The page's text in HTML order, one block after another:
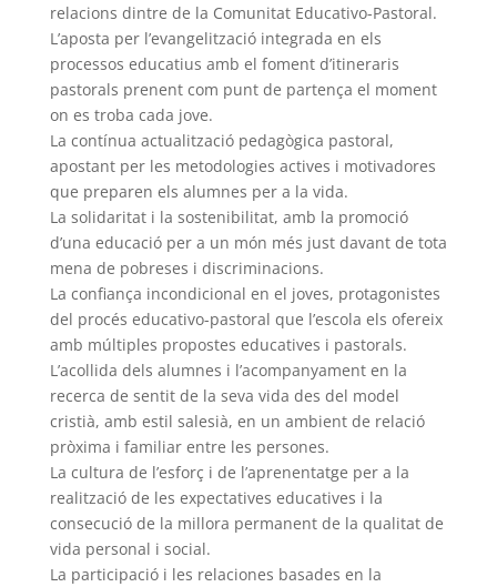
relacions dintre de la Comunitat Educativo-Pastoral.
L’aposta per l’evangelització integrada en els
processos educatius amb el foment d’itineraris
pastorals prenent com punt de partença el moment
on es troba cada jove.
La contínua actualització pedagògica pastoral,
apostant per les metodologies actives i motivadores
que preparen els alumnes per a la vida.
La solidaritat i la sostenibilitat, amb la promoció
d’una educació per a un món més just davant de tota
mena de pobreses i discriminacions.
La confiança incondicional en el joves, protagonistes
del procés educativo-pastoral que l’escola els ofereix
amb múltiples propostes educatives i pastorals.
L’acollida dels alumnes i l’acompanyament en la
recerca de sentit de la seva vida des del model
cristià, amb estil salesià, en un ambient de relació
pròxima i familiar entre les persones.
La cultura de l’esforç i de l’aprenentatge per a la
realització de les expectatives educatives i la
consecució de la millora permanent de la qualitat de
vida personal i social.
La participació i les relaciones basades en la